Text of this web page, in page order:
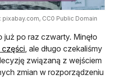
pixabay.com, CC0 Public Domain
już po raz czwarty. Minęło
części , ale długo czekaliśmy
związaną z wejściem
zmian w rozporządzeniu